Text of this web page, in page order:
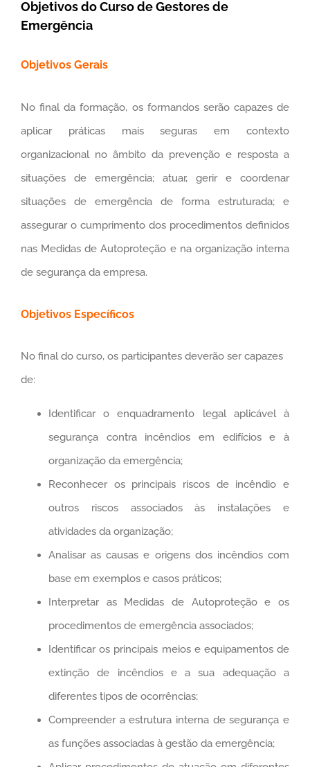
Objetivos do Curso de Gestores de
Emergência
Objetivos Gerais
No final da formação, os formandos serão capazes de
aplicar práticas mais seguras em contexto
organizacional no âmbito da prevenção e resposta a
situações de emergência; atuar, gerir e coordenar
situações de emergência de forma estruturada; e
assegurar o cumprimento dos procedimentos definidos
nas Medidas de Autoproteção e na organização interna
de segurança da empresa.
Objetivos Específicos
No final do curso, os participantes deverão ser capazes
de:
Identificar o enquadramento legal aplicável à
segurança contra incêndios em edifícios e à
organização da emergência;
Reconhecer os principais riscos de incêndio e
outros riscos associados às instalações e
atividades da organização;
Analisar as causas e origens dos incêndios com
base em exemplos e casos práticos;
Interpretar as Medidas de Autoproteção e os
procedimentos de emergência associados;
Identificar os principais meios e equipamentos de
extinção de incêndios e a sua adequação a
diferentes tipos de ocorrências;
Compreender a estrutura interna de segurança e
as funções associadas à gestão da emergência;